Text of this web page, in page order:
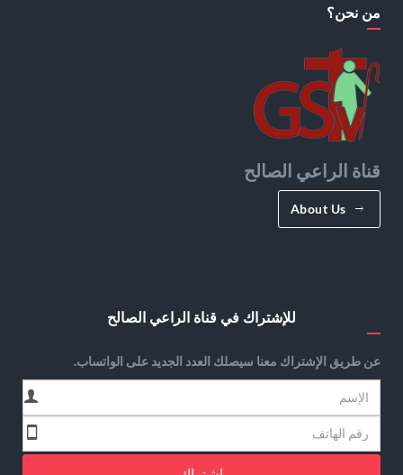
من نحن؟
قناة الراعي الصالح
About Us
للإشتراك في قناة الراعي الصالح
عن طريق الإشتراك معنا سيصلك العدد الجديد على الواتساب.